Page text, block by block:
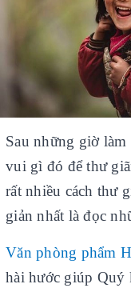
9 - Đồ dùng học sinh
10 - Sách giáo dục -
11 - Bảng – Máy văn
12 - Phụ kiện vi tính –
13 - Đèn Solar - Đèn
Liên hệ
Tổng Sản phẩm
Sau những giờ
vui gì đó để thư
rất nhiều cách thư
giản nhất là đọc
Văn phòng phẩm
hài hước giúp Quý